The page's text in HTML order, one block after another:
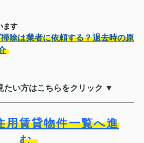
ます
除は業者に依頼する？退去時の原
たい方はこちらをクリック ▼
用賃貸物件一覧へ進
む